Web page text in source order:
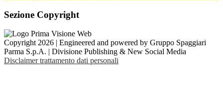
Sezione Copyright
Copyright 2026 | Engineered and powered by Gruppo Spaggiari
Parma S.p.A. | Divisione Publishing & New Social Media
Disclaimer trattamento dati personali